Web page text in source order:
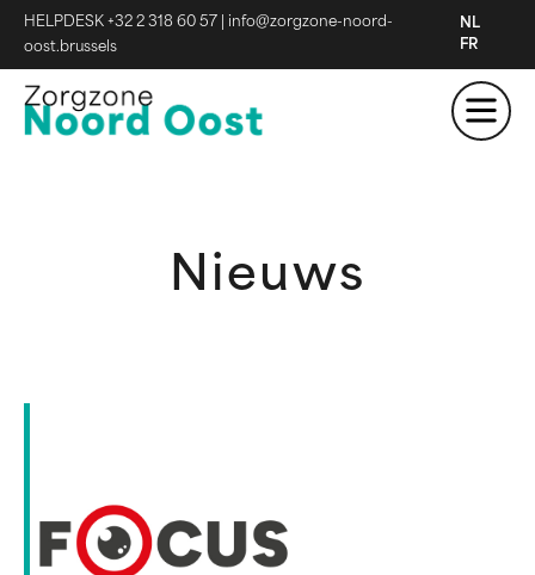
HELPDESK +32 2 318 60 57
info@zorgzone-noord-
oost.brussels
NL
FR
Nieuws